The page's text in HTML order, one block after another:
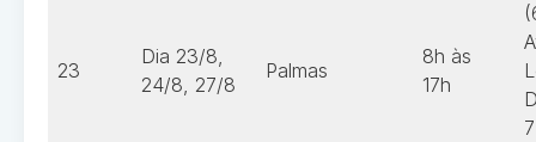
23
Dia 23/8,
24/8, 27/8
Palmas
8h às
17h